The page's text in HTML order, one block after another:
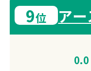
9位 ア
0.0